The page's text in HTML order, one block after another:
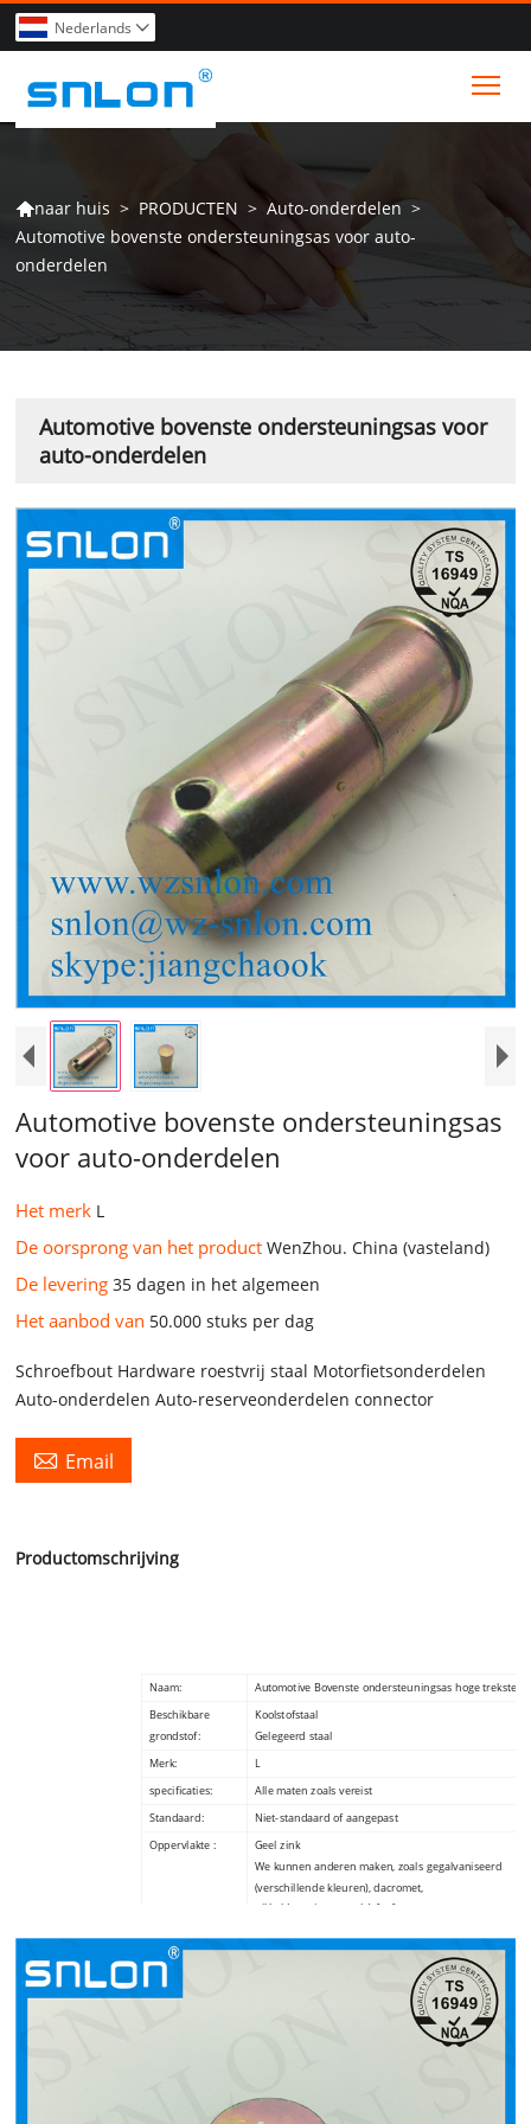
Nederlands 
naar huis > PRODUCTEN > Auto-onderdelen >
Automotive bovenste ondersteuningsas voor auto-
onderdelen
Automotive bovenste ondersteuningsas voor
auto-onderdelen
Automotive bovenste ondersteuningsas
voor auto-onderdelen
Het merk L
De oorsprong van het productWenZhou. China (vasteland)
De levering35 dagen in het algemeen
Het aanbod van 50.000 stuks per dag
Schroefbout Hardware roestvrij staal Motorfietsonderdelen
Auto-onderdelen Auto-reserveonderdelen connector
 Email
Productomschrijving
Naam: Automotive Bovenste ondersteuningsas hoge
Beschikbare
grondstof:
Koolstofstaal
Gelegeerd staal
Merk:
L
specificaties:
Alle maten zoals vereist
Standaard:
Niet-standaard of aangepast
Oppervlakte :
Geel zink
We kunnen anderen maken, zoals gegalvaniseerd
(verschillende kleuren), dacromet,
nikkel Legering verguld, fosfateren
Hittebehandeling:
temperen en hoogfrequent blussen
Inpakken :
Certificaat: